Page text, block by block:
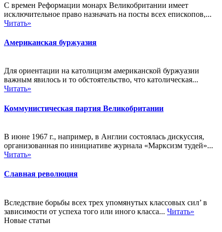
С времен Реформации монарх Великобритании имеет
исключительное право назначать на посты всех епископов,...
Читать»
Американская буржуазия
Для ориентации на католицизм американской буржуазии
важным явилось и то обстоятельство, что католическая...
Читать»
Коммунистическая партия Великобритании
В июне 1967 г., например, в Англии состоялась дискуссия,
организованная по инициативе журнала «Марксизм тудей»...
Читать»
Славная революция
Вследствие борьбы всех трех упомянутых классовых сил’ в
зависимости от успеха того или иного класса... Читать»
Новые статьи